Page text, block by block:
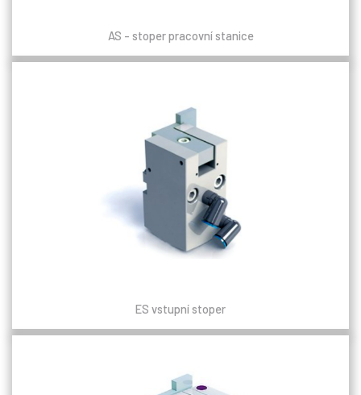
AS - stoper pracovní stanice
ES vstupní stoper